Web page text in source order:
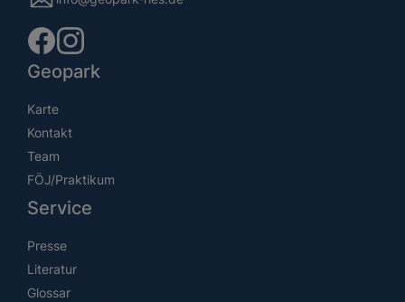
Geopark
Karte
Kontakt
Team
FÖJ/Praktikum
Service
Presse
Literatur
Glossar